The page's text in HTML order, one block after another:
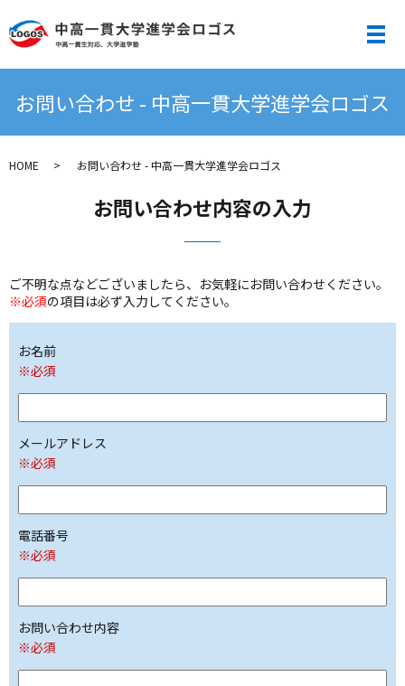
メ
お問い合わせ - 中高一貫大学進学会ロゴス
HOME お問い合わせ - 中高一貫大学進学会ロゴス
お問い合わせ内容の入力
ご不明な点などございましたら、お気軽にお問い合わせください。
※必須の項目は必ず入力してください。
お名前
※必須
メールアドレス
※必須
電話番号
※必須
お問い合わせ内容
※必須